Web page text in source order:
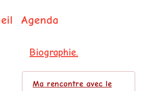
Agenda
Biographie.
Ma rencontre avec le